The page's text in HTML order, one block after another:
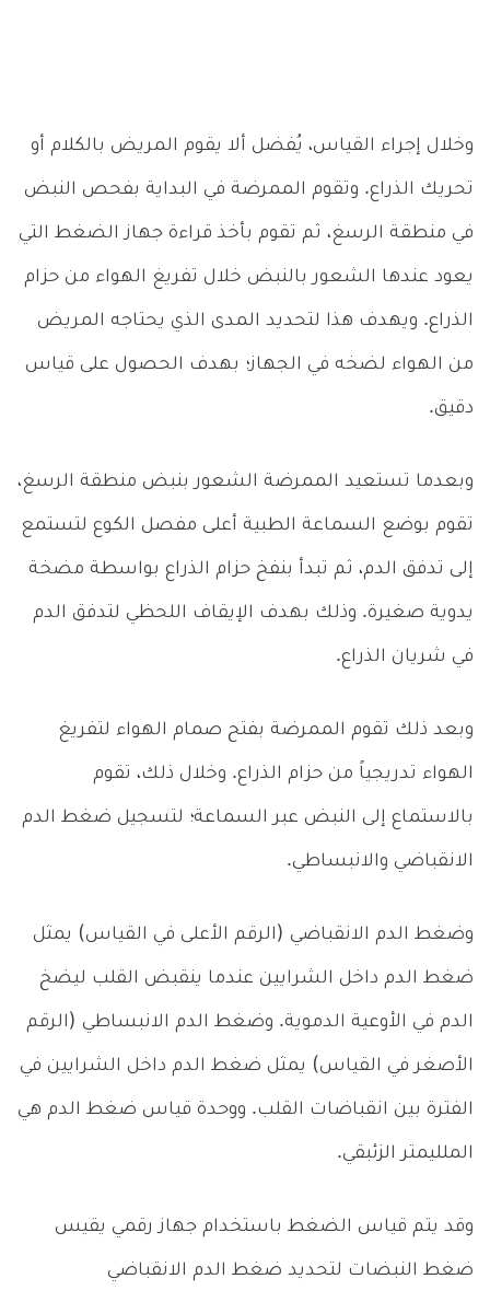
وخلال إجراء القياس، يُفضل ألا يقوم المريض بالكلام أو
تحريك الذراع. وتقوم الممرضة في البداية بفحص النبض
في منطقة الرسغ، ثم تقوم بأخذ قراءة جهاز الضغط التي
يعود عندها الشعور بالنبض خلال تفريغ الهواء من حزام
الذراع. ويهدف هذا لتحديد المدى الذي يحتاجه المريض
من الهواء لضخه في الجهاز؛ بهدف الحصول على قياس
دقيق.
وبعدما تستعيد الممرضة الشعور بنبض منطقة الرسغ،
تقوم بوضع السماعة الطبية أعلى مفصل الكوع لتستمع
إلى تدفق الدم، ثم تبدأ بنفخ حزام الذراع بواسطة مضخة
يدوية صغيرة. وذلك بهدف الإيقاف اللحظي لتدفق الدم
في شريان الذراع.
وبعد ذلك تقوم الممرضة بفتح صمام الهواء لتفريغ
الهواء تدريجياً من حزام الذراع. وخلال ذلك، تقوم
بالاستماع إلى النبض عبر السماعة؛ لتسجيل ضغط الدم
الانقباضي والانبساطي.
وضغط الدم الانقباضي (الرقم الأعلى في القياس) يمثل
ضغط الدم داخل الشرايين عندما ينقبض القلب ليضخ
الدم في الأوعية الدموية. وضغط الدم الانبساطي (الرقم
الأصغر في القياس) يمثل ضغط الدم داخل الشرايين في
الفترة بين انقباضات القلب. ووحدة قياس ضغط الدم هي
الملليمتر الزئبقي.
وقد يتم قياس الضغط باستخدام جهاز رقمي يقيس
ضغط النبضات لتحديد ضغط الدم الانقباضي